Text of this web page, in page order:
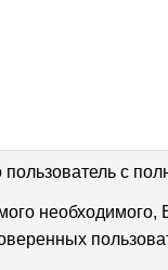
пользователь с